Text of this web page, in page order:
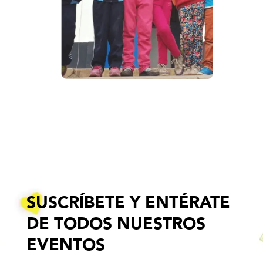
SUSCRÍBETE Y ENTÉRATE
DE TODOS NUESTROS
EVENTOS